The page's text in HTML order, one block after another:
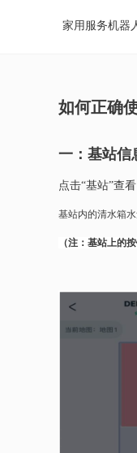
家用服务机器
如何正确
一：基站信
点击“基站”查看
基站内的清水箱
（注：基站上的